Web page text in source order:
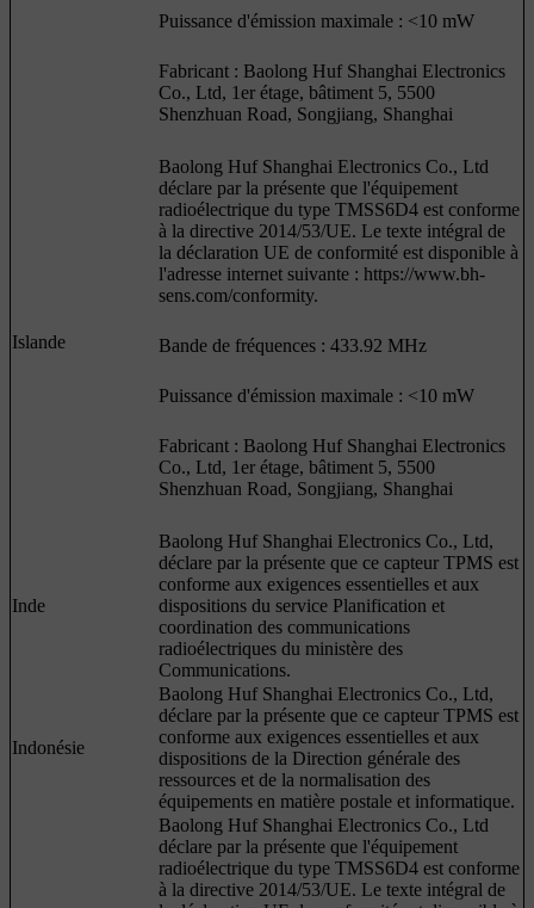
Puissance d'émission maximale : <10 mW
Fabricant : Baolong Huf Shanghai Electronics
Co., Ltd, 1er étage, bâtiment 5, 5500
Shenzhuan Road, Songjiang, Shanghai
Islande
Baolong Huf Shanghai Electronics Co., Ltd
déclare par la présente que l'équipement
radioélectrique du type TMSS6D4 est conforme
à la directive 2014/53/UE. Le texte intégral de
la déclaration UE de conformité est disponible à
l'adresse internet suivante : https://www.bh-
sens.com/conformity.
Bande de fréquences : 433.92 MHz
Puissance d'émission maximale : <10 mW
Fabricant : Baolong Huf Shanghai Electronics
Co., Ltd, 1er étage, bâtiment 5, 5500
Shenzhuan Road, Songjiang, Shanghai
Inde
Baolong Huf Shanghai Electronics Co., Ltd,
déclare par la présente que ce capteur TPMS est
conforme aux exigences essentielles et aux
dispositions du service Planification et
coordination des communications
radioélectriques du ministère des
Communications.
Indonésie
Baolong Huf Shanghai Electronics Co., Ltd,
déclare par la présente que ce capteur TPMS est
conforme aux exigences essentielles et aux
dispositions de la Direction générale des
ressources et de la normalisation des
équipements en matière postale et informatique.
Baolong Huf Shanghai Electronics Co., Ltd
déclare par la présente que l'équipement
radioélectrique du type TMSS6D4 est conforme
à la directive 2014/53/UE. Le texte intégral de